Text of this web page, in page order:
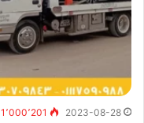
2023-08-28 1٬000٬201